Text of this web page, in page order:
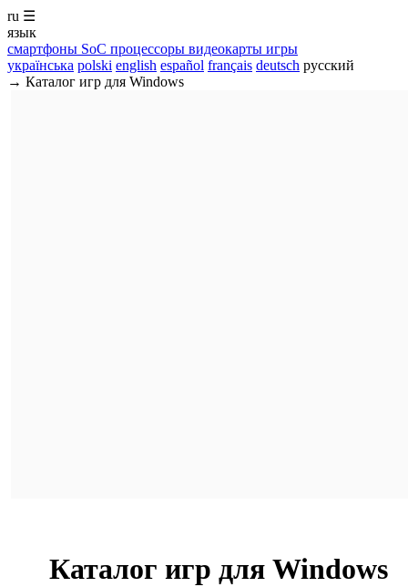
ru ☰
язык
смартфоны SoC процессоры видеокарты игры
українська polski english español français deutsch русский
→ Каталог игр для Windows
Каталог игр для Windows